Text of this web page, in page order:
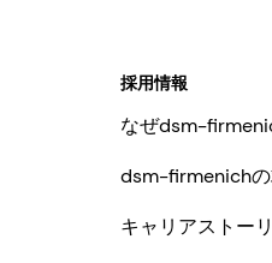
採用情報
なぜdsm-
dsm-firmenichの
キャリアストー